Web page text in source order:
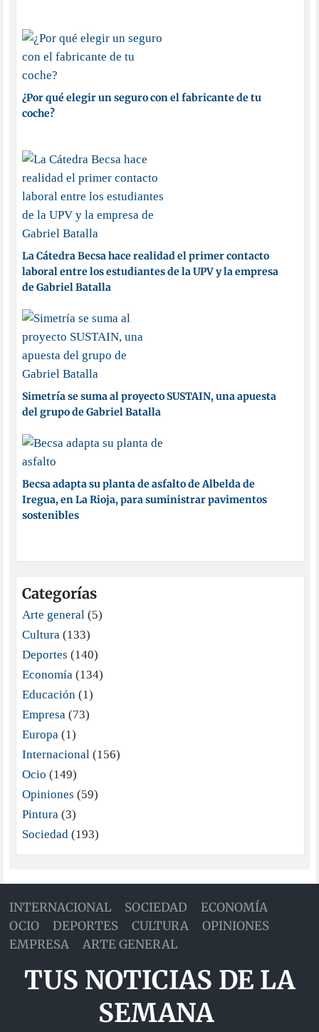
¿Por qué elegir un seguro con el fabricante de tu
coche?
La Cátedra Becsa hace realidad el primer contacto
laboral entre los estudiantes de la UPV y la empresa
de Gabriel Batalla
Simetría se suma al proyecto SUSTAIN, una apuesta
del grupo de Gabriel Batalla
Becsa adapta su planta de asfalto de Albelda de
Iregua, en La Rioja, para suministrar pavimentos
sostenibles
Categorías
Arte general(5)
Cultura(133)
Deportes (140)
Economía(134)
Educación(1)
Empresa(73)
Europa(1)
Internacional(156)
Ocio (149)
Opiniones (59)
Pintura(3)
Sociedad(193)
INTERNACIONAL SOCIEDAD
ECONOMÍA
OCIO
DEPORTES CULTURA
OPINIONES
EMPRESA
ARTE GENERAL
TUS NOTICIAS DE LA
SEMANA